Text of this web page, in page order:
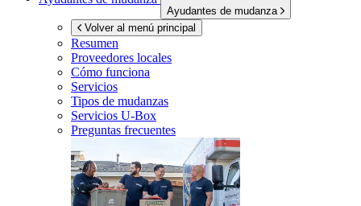
Ayudantes de mudanza
Volver al menú principal
Resumen
Proveedores locales
Cómo funciona
Servicios
Tipos de mudanzas
Servicios U-Box
Preguntas frecuentes